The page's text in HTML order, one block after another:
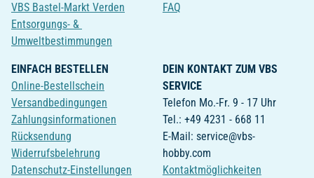
VBS Bastel-Markt Verden
Entsorgungs- &
Umweltbestimmungen
FAQ
EINFACH BESTELLEN
Online-Bestellschein
Versandbedingungen
Zahlungsinformationen
Rücksendung
Widerrufsbelehrung
Datenschutz-Einstellungen
DEIN KONTAKT ZUM VBS
SERVICE
Telefon Mo.-Fr. 9 - 17 Uhr
Tel.: +49 4231 - 668 11
E-Mail: service@vbs-
hobby.com
Kontaktmöglichkeiten